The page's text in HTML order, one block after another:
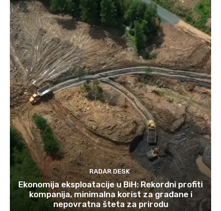
RADAR DESK
Ekonomija eksploatacije u BiH: Rekordni profiti
kompanija, minimalna korist za građane i
nepovratna šteta za prirodu